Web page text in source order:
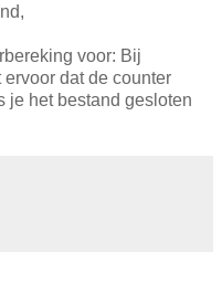
voor: Bij
dat de counter
je het bestand gesloten